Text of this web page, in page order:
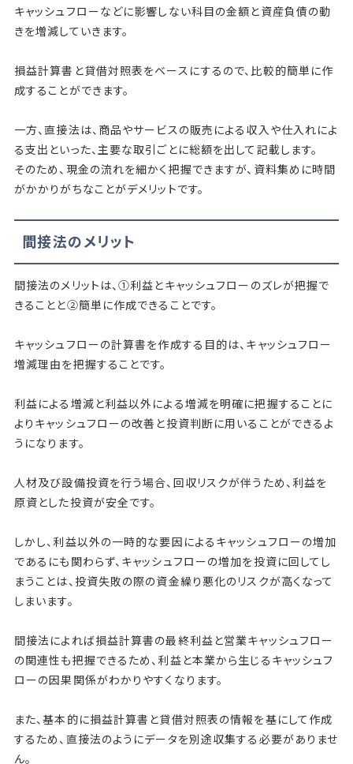
キャッシュフローなどに影響しない科目の金額と資産負債の動
きを増減していきます。
損益計算書と貸借対照表をベースにするので、比較的簡単に作
成することができます。
一方、直接法は、商品やサービスの販売による収入や仕入れによ
る支出といった、主要な取引ごとに総額を出して記載します。
そのため、現金の流れを細かく把握できますが、資料集めに時間
がかかりがちなことがデメリットです。
間接法のメリット
間接法のメリットは、①利益とキャッシュフローのズレが把握で
きることと②簡単に作成できることです。
キャッシュフローの計算書を作成する目的は、キャッシュフロー
増減理由を把握することです。
利益による増減と利益以外による増減を明確に把握することに
よりキャッシュフローの改善と投資判断に用いることができるよ
うになります。
人材及び設備投資を行う場合、回収リスクが伴うため、利益を
原資とした投資が安全です。
しかし、利益以外の一時的な要因によるキャッシュフローの増加
であるにも関わらず、キャッシュフローの増加を投資に回してし
まうことは、投資失敗の際の資金繰り悪化のリスクが高くなって
しまいます。
間接法によれば損益計算書の最終利益と営業キャッシュフロー
の関連性も把握できるため、利益と本業から生じるキャッシュフ
ローの因果関係がわかりやすくなります。
また、基本的に損益計算書と貸借対照表の情報を基にして作成
するため、直接法のようにデータを別途収集する必要がありませ
ん。